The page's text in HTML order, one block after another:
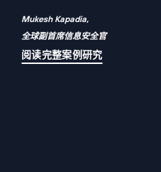
Mukesh Kapadia,
全球副首席信息安全官
阅读完整案例研究